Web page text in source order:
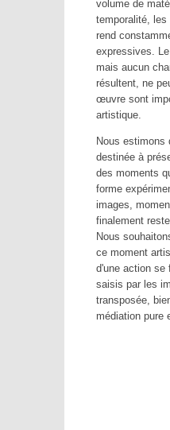
volume de
temporalité,
rend
expressives.
mais aucun
résultent, ne
œuvre sont
artistique.
Nous
destinée à
des moments
forme
images,
finalement
Nous
ce moment
d'une action se
saisis par les
transposée,
médiation pure